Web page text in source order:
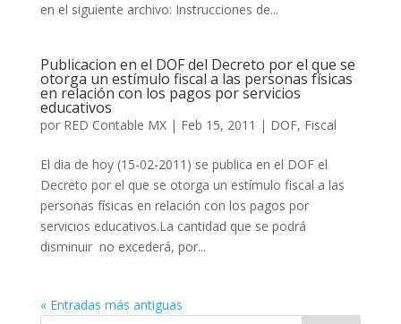
en el siguiente archivo: Instrucciones de...
Publicacion en el DOF del Decreto por el que se
otorga un estímulo fiscal a las personas físicas
en relación con los pagos por servicios
educativos
por RED Contable MX| Feb 15, 2011 | DOF, Fiscal
El dia de hoy (15-02-2011) se publica en el DOF el
Decreto por el que se otorga un estímulo fiscal a las
personas físicas en relación con los pagos por
servicios educativos.La cantidad que se podrá
disminuir no excederá, por...
« Entradas más antiguas